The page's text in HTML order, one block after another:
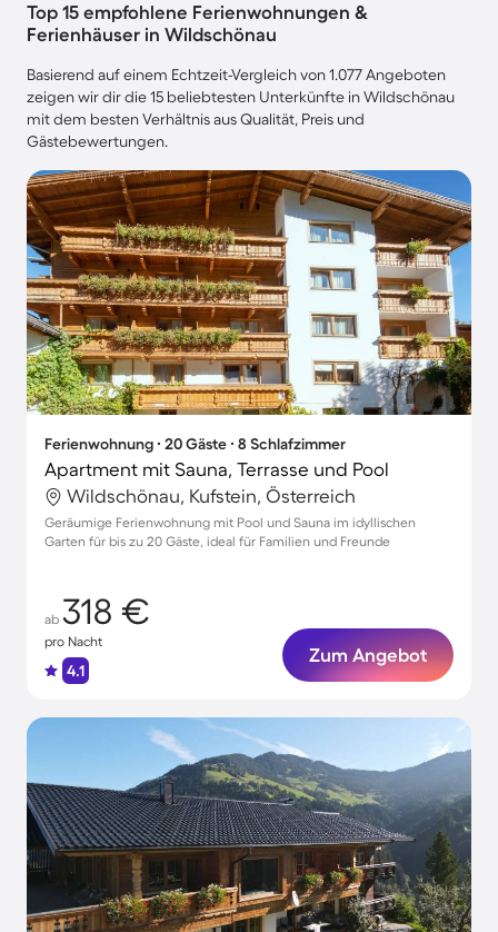
Top 15 empfohlene Ferienwohnungen &
Ferienhäuser in Wildschönau
Basierend auf einem Echtzeit-Vergleich von 1.077 Angeboten
zeigen wir dir die 15 beliebtesten Unterkünfte in Wildschönau
mit dem besten Verhältnis aus Qualität, Preis und
Gästebewertungen.
Ferienwohnung ∙ 20 Gäste ∙ 8 Schlafzimmer
Apartment mit Sauna, Terrasse und Pool
Wildschönau, Kufstein, Österreich
Geräumige Ferienwohnung mit Pool und Sauna im idyllischen
Garten für bis zu 20 Gäste, ideal für Familien und Freunde
ab 318 €
pro Nacht
4.1
Zum Angebot